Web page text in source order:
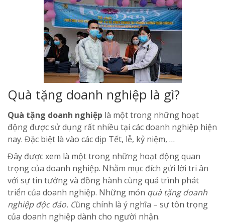
Quà tặng doanh nghiệp là gì?
Quà tặng doanh nghiệp là một trong những hoạt
động được sử dụng rất nhiều tại các doanh nghiệp hiện
nay. Đặc biệt là vào các dịp Tết, lễ, kỷ niệm, …
Đây được xem là một trong những hoạt động quan
trọng của doanh nghiệp. Nhằm mục đích gửi lời tri ân
với sự tin tưởng và đồng hành cùng quá trình phát
triển của doanh nghiệp. Những món quà tặng doanh
nghiệp độc đáo. Cũng chính là ý nghĩa – sự tôn trọng
của doanh nghiệp dành cho người nhận.